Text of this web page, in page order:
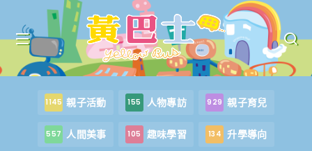
1145 親子活動 155 人物專訪 929 親子育兒
557 人間美事 105 趣味學習 134 升學導向